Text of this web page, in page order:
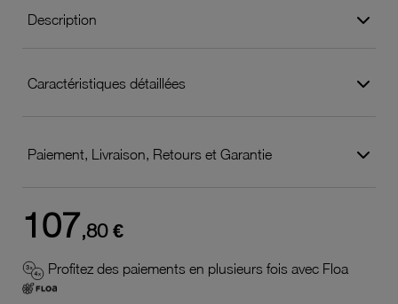
Description
Caractéristiques détaillées
Paiement, Livraison, Retours et Garantie
107,80 €
Profitez des paiements en plusieurs fois avec Floa